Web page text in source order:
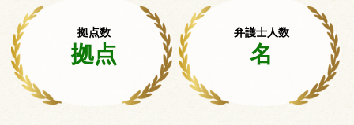
拠点数
拠点
弁護士人数
名